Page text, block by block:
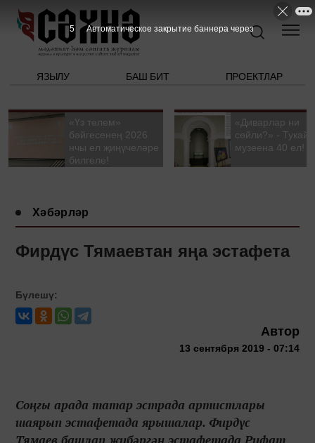
ЯЗЫЛУ БАШ БИТ ПРОЕКТЛАР
«Үз телем»
бәйгесенең 2026
нчы ел җиңүчеләре
билгеле!
«Диварлар ни
сөйли?» - Тукай
музеена 40 ел!
Хәбәрләр
Фирдүс Тямаевтан яңа эстафета
Бүлешү:
Автор
13 сентября 2019 - 07:14
Соңгы арада татар эстрада артистлары
шаярып эстафетада ярышалар. Фирдүс
Тямаев башлап җибәргән эстафетада Рифат
4 Автоматическое закрытие баннера через